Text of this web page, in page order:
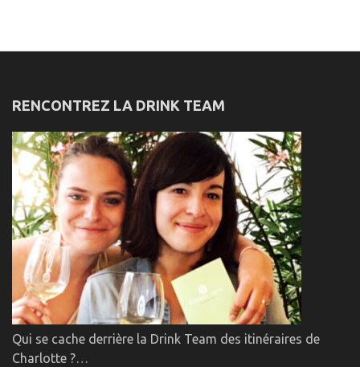
RENCONTREZ LA DRINK TEAM
Qui se cache derrière la Drink Team des itinéraires de
Charlotte ?…